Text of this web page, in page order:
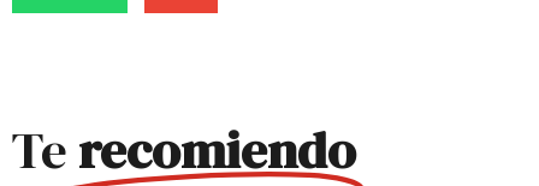
Terecomiendo